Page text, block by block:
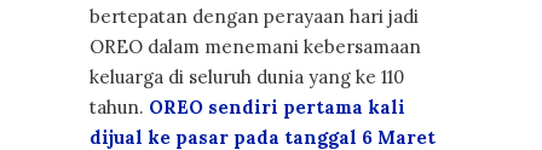
bertepatan dengan perayaan hari jadi
OREO dalam menemani kebersamaan
keluarga di seluruh dunia yang ke 110
tahun. OREO sendiri pertama kali
dijual ke pasar pada tanggal 6 Maret